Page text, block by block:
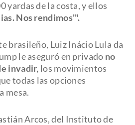
yardas de la costa, y ellos
Nos rendimos'".
brasileño, Luiz Inácio Lula da
le aseguró en privado no
invadir, los movimientos
todas las opciones
mesa.
Arcos, del Instituto de